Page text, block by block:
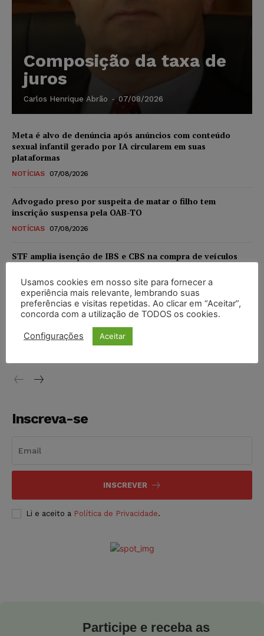
Composição da taxa de
juros
Carlos Henrique Abrão - 07/08/2026
Meta é alvo de denúncia após anúncios com conteúdo
sexual infantil gerado por IA circularem em suas
plataformas
NOTÍCIAS 07/08/2026
Advogado preso por suspeita de matar o filho tem
inscrição suspensa pela OAB-TO
NOTÍCIAS 07/08/2026
STF amplia isenção de IBS e CBS na compra de veículos
níveis
DIREITO TRIBUTÁRIO 07/08/2026
Justiça do Trabalho mantém justa causa de empregado que
vendia canetas emagrecedoras no local de trabalho
Inscreva-se
INSCREVER
Li e aceito a Política de Privacidade.
Participe e receba as
Usamos cookies em nosso site para fornecer a
experiência mais relevante, lembrando suas
preferências e visitas repetidas. Ao clicar em “Aceitar”,
concorda com a utilização de TODOS os cookies.
Configurações Aceitar